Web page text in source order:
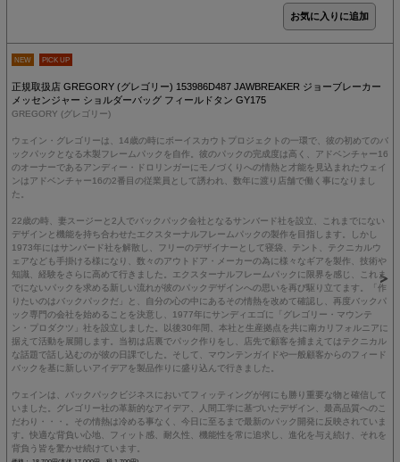
NEW PICK UP
正規取扱店 GREGORY (グレゴリー) 153986D487 JAWBREAKER ジョーブレーカー
メッセンジャー ショルダーバッグ フィールドタン GY175
GREGORY (グレゴリー)
ウェイン・グレゴリーは、14歳の時にボーイスカウトプロジェクトの一環で、彼の初めてのバ
ックパックとなる木製フレームパックを自作。彼のパックの完成度は高く、アドベンチャー16
のオーナーであるアンディー・ドロリンガーにモノづくりへの情熱と才能を見込まれたウェイ
ンはアドベンチャー16の2番目の従業員として誘われ、数年に渡り店舗で働く事になりまし
た。
22歳の時、妻スージーと2人でバックパック会社となるサンバード社を設立、これまでにない
デザインと機能を持ち合わせたエクスターナルフレームパックの製作を目指します。しかし
1973年にはサンバード社を解散し、フリーのデザイナーとして寝袋、テント、テクニカルウ
ェアなども手掛ける様になり、数々のアウトドア・メーカーの為に様々なギアを製作、技術や
知識、経験をさらに高めて行きました。エクスターナルフレームパックに限界を感じ、これま
でにないパックを求める新しい流れが彼のパックデザインへの思いを再び駆り立てます。「作
りたいのはバックパックだ」と、自分の心の中にあるその情熱を改めて確認し、再度バックパ
ック専門の会社を始めることを決意し、1977年にサンディエゴに「グレゴリー・マウンテ
ン・プロダクツ」社を設立しました。以後30年間、本社と生産拠点を共に南カリフォルニアに
据えて活動を展開します。当初は店裏でパック作りをし、店先で顧客を捕まえてはテクニカル
な話題で話し込むのが彼の日課でした。そして、マウンテンガイドや一般顧客からのフィード
バックを基に新しいアイデアを製品作りに盛り込んで行きました。
ウェインは、バックパックビジネスにおいてフィッティングが何にも勝り重要な物と確信して
いました。グレゴリー社の革新的なアイデア、人間工学に基づいたデザイン、最高品質へのこ
だわり・・・。その情熱は冷める事なく、今日に至るまで最新のパック開発に反映されていま
す。快適な背負い心地、フィット感、耐久性、機能性を常に追求し、進化を与え続け、それを
背負う皆を驚かせ続けています。